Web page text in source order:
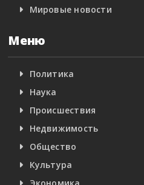
Мировые новости
Меню
Политика
Наука
Происшествия
Недвижимость
Общество
Культура
Экономика